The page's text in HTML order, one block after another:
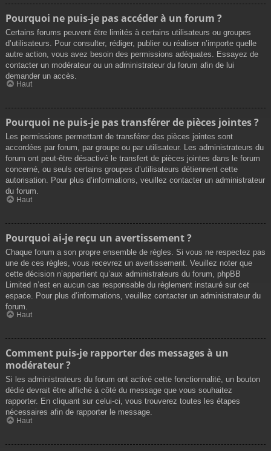
Pourquoi ne puis-je pas accéder à un forum ?
Certains forums peuvent être limités à certains utilisateurs ou groupes
d’utilisateurs. Pour consulter, rédiger, publier ou réaliser n’importe quelle
autre action, vous avez besoin des permissions adéquates. Essayez de
contacter un modérateur ou un administrateur du forum afin de lui
demander un accès.
Haut
Pourquoi ne puis-je pas transférer de pièces jointes ?
Les permissions permettant de transférer des pièces jointes sont
accordées par forum, par groupe ou par utilisateur. Les administrateurs du
forum ont peut-être désactivé le transfert de pièces jointes dans le forum
concerné, ou seuls certains groupes d’utilisateurs détiennent cette
autorisation. Pour plus d’informations, veuillez contacter un administrateur
du forum.
Haut
Pourquoi ai-je reçu un avertissement ?
Chaque forum a son propre ensemble de règles. Si vous ne respectez pas
une de ces règles, vous recevrez un avertissement. Veuillez noter que
cette décision n’appartient qu’aux administrateurs du forum, phpBB
Limited n’est en aucun cas responsable du règlement instauré sur cet
espace. Pour plus d’informations, veuillez contacter un administrateur du
forum.
Haut
Comment puis-je rapporter des messages à un
modérateur ?
Si les administrateurs du forum ont activé cette fonctionnalité, un bouton
dédié devrait être affiché à côté du message que vous souhaitez
rapporter. En cliquant sur celui-ci, vous trouverez toutes les étapes
nécessaires afin de rapporter le message.
Haut